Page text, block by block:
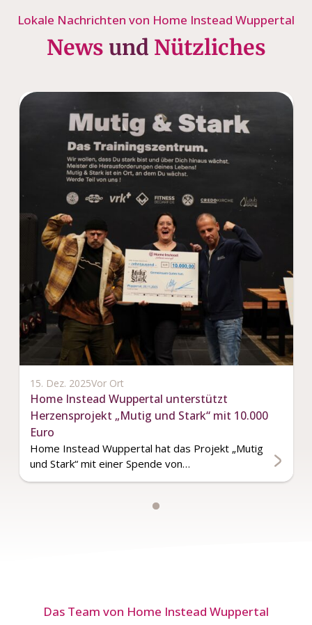
Lokale Nachrichten von Home Instead Wuppertal
News und Nützliches
15. Dez. 2025Vor Ort
Home Instead Wuppertal unterstützt
Herzensprojekt „Mutig und Stark“ mit 10.000
Euro
Home Instead Wuppertal hat das Projekt „Mutig
und Stark“ mit einer Spende von…
Das Team von Home Instead Wuppertal